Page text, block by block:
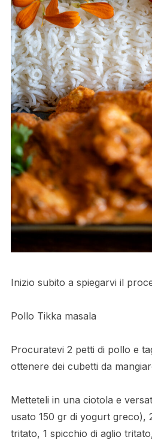
Inizio subito a spiegarvi il
Pollo Tikka masala
Procuratevi 2 petti di pollo e
ottenere dei cubetti da
Metteteli in una ciotola e
usato 150 gr di yogurt greco),
tritato, 1 spicchio di aglio